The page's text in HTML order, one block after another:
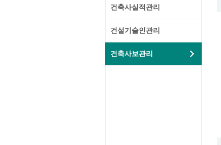
건축사실적관리
건설기술인관리
건축사보관리